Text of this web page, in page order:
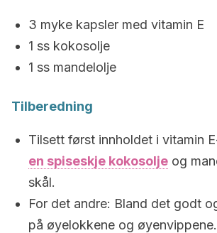
3 myke kapsler med vitamin E
1 ss kokosolje
1 ss mandelolje
Tilberedning
Tilsett først innholdet i vitamin
en spiseskje kokosolje og
skål.
For det andre: Bland det godt
på øyelokkene og øyenvippene.